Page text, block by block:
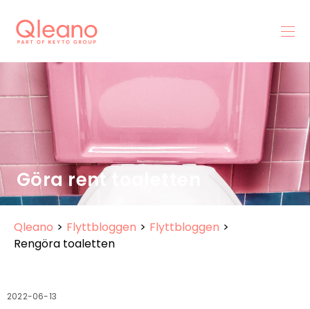
Göra rent toaletten
Qleano > Flyttbloggen > Flyttbloggen >
Rengöra toaletten
2022-06-13